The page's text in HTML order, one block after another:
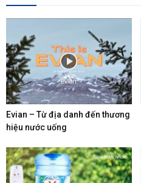
Evian – Từ địa danh đến thương
hiệu nước uống